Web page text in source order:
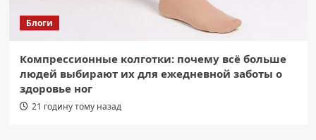
Блоги
Компрессионные колготки: почему всё больше
людей выбирают их для ежедневной заботы о
здоровье ног
21 годину тому назад